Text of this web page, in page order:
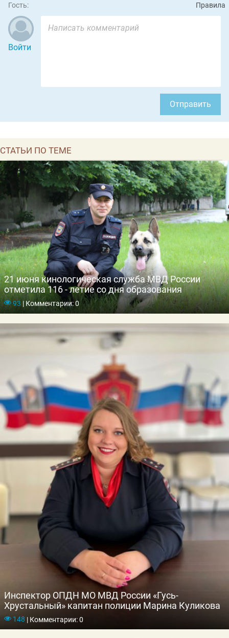
Гость: Правила
Войти
Отправить
СТАТЬИ ПО ТЕМЕ
21 июня кинологическая служба МВД России
отметила 116 - летие со дня образования
93 |Комментарии: 0
Инспектор ОПДН МО МВД России «Гусь-
Хрустальный» капитан полиции Марина Куликова
148 |Комментарии: 0